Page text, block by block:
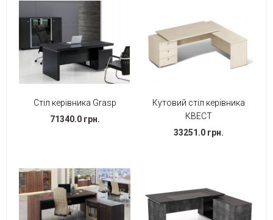
Стіл керівника Grasp
71340.0 грн.
Кутовий стіл керівника
КВЕСТ
33251.0 грн.